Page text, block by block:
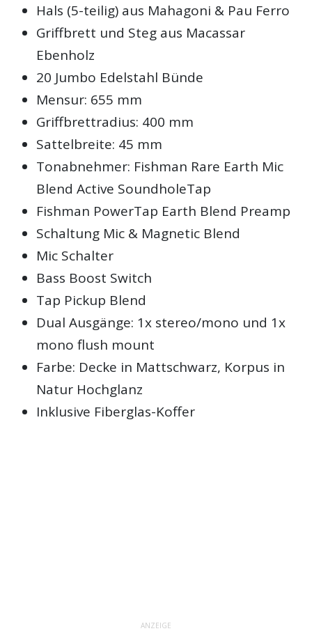
Hals (5-teilig) aus Mahagoni & Pau Ferro
Griffbrett und Steg aus Macassar
Ebenholz
20 Jumbo Edelstahl Bünde
Mensur: 655 mm
Griffbrettradius: 400 mm
Sattelbreite: 45 mm
Tonabnehmer: Fishman Rare Earth Mic
Blend Active SoundholeTap
Fishman PowerTap Earth Blend Preamp
Schaltung Mic & Magnetic Blend
Mic Schalter
Bass Boost Switch
Tap Pickup Blend
Dual Ausgänge: 1x stereo/mono und 1x
mono flush mount
Farbe: Decke in Mattschwarz, Korpus in
Natur Hochglanz
Inklusive Fiberglas-Koffer
ANZEIGE